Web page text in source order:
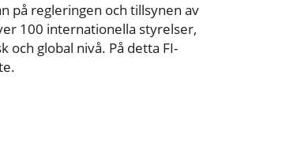
på regleringen och tillsynen av
100 internationella styrelser,
global nivå. På detta FI-